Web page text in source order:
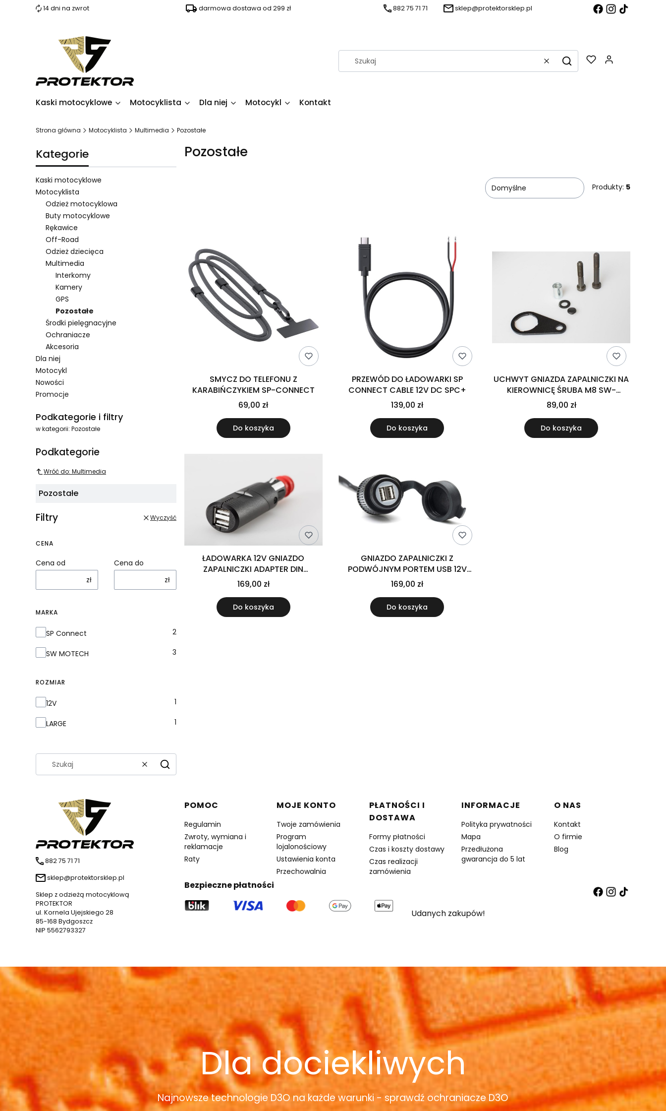
14 dni na zwrot darmowa dostawa od 299 zł 882 75 71 71 sklep@protektorsklep.pl
WyczyśćSzukaj
Kaski motocyklowe Motocyklista Dla niej Motocykl Kontakt
Strona główna Motocyklista Multimedia Pozostałe
Kategorie
Kaski motocyklowe
Motocyklista
Odzież motocyklowa
Buty motocyklowe
Rękawice
Off-Road
Odzież dziecięca
Multimedia
Interkomy
Kamery
GPS
Pozostałe
Środki pielęgnacyjne
Ochraniacze
Akcesoria
Dla niej
Motocykl
Nowości
Promocje
Podkategorie i filtry
w kategorii: Pozostałe
Podkategorie
Wróć do: Multimedia
Pozostałe
Filtry Wyczyść
CENA
Cena od
zł
Cena do
zł
MARKA
Marka
SP Connect 2
SW MOTECH 3
ROZMIAR
Rozmiar
12V 1
LARGE 1
WyczyśćSzukaj
Pozostałe
Domyślne Produkty: 5
SMYCZ DO TELEFONU Z
KARABIŃCZYKIEM SP-CONNECT
69,00 zł
Do koszyka
PRZEWÓD DO ŁADOWARKI SP
CONNECT CABLE 12V DC SPC+
139,00 zł
Do koszyka
UCHWYT GNIAZDA ZAPALNICZKI NA
KIEROWNICĘ ŚRUBA M8 SW-
MOTECH
89,00 zł
Do koszyka
ŁADOWARKA 12V GNIAZDO
ZAPALNICZKI ADAPTER DIN
PODWÓJNE ZŁĄCZE USB SW-
MOTECH
169,00 zł
Do koszyka
GNIAZDO ZAPALNICZKI Z
PODWÓJNYM PORTEM USB 12V
SW-MOTECH
169,00 zł
Do koszyka
882 75 71 71
sklep@protektorsklep.pl
Sklep z odzieżą motocyklową
PROTEKTOR
ul. Kornela Ujejskiego 28
85-168 Bydgoszcz
NIP 5562793327
Linki w stopce
POMOC
Regulamin
Zwroty, wymiana i
reklamacje
Raty
MOJE KONTO
Twoje zamówienia
Program
lojalonościowy
Ustawienia konta
Przechowalnia
PŁATNOŚCI I
DOSTAWA
Formy płatności
Czas i koszty dostawy
Czas realizacji
zamówienia
INFORMACJE
Polityka prywatności
Mapa
Przedłużona
gwarancja do 5 lat
O NAS
Kontakt
O firmie
Blog
Bezpieczne płatności
Udanych zakupów!
Dla dociekliwych
Najnowsze technologie D3O na każde warunki - sprawdź ochraniacze D3O